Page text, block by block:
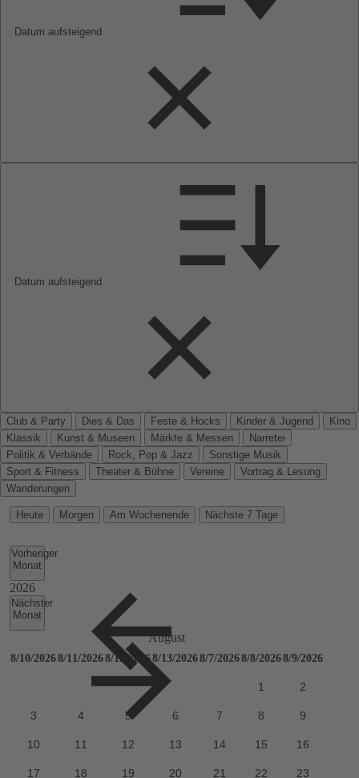
Datum aufsteigend
Datum aufsteigend
Club & Party Dies & Das Feste & Hocks Kinder & Jugend
Kino
Klassik
Kunst & Museen Märkte & Messen
Narretei
Politik & Verbände
Rock, Pop & Jazz
Sonstige Musik
Sport & Fitness
Theater & Bühne Vereine
Vortrag & Lesung
Wanderungen
Heute Morgen Am Wochenende Nächste 7 Tage
Vorheriger
Monat
Nächster
Monat